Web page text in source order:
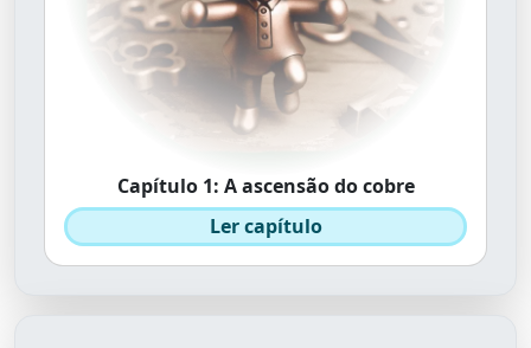
Capítulo 1: A ascensão do cobre
Ler capítulo